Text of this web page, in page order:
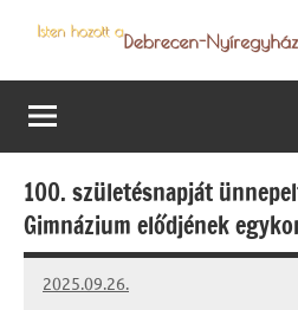
content
Debrecen-
Nyíregyházi
Egyházmegye
programjai
100. születésnapját
Gimnázium elődjének
2025.09.26.
Leiszt